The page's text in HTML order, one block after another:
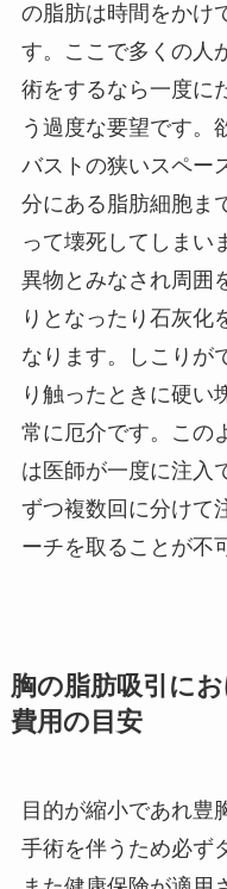
の脂肪は時間をかけ
す。ここで多くの人
術をするなら一度に
う過度な要望です。
バストの狭いスペー
分にある脂肪細胞ま
って壊死してしまい
異物とみなされ周囲
りとなったり石灰化
なります。しこりが
り触ったときに硬い
常に厄介です。この
は医師が一度に注入
ずつ複数回に分けて
ーチを取ることが不
胸の脂肪吸引に
費用の目安
目的が縮小であれ豊
手術を伴うため必ず